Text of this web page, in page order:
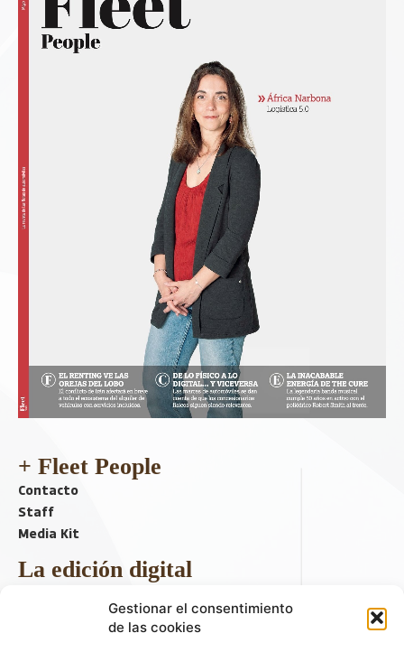
Gestionar el consentimiento
de las cookies
+ Fleet People
Contacto
Staff
Media Kit
La edición digital
Descargar último ejemplar
ir a hemeroteca